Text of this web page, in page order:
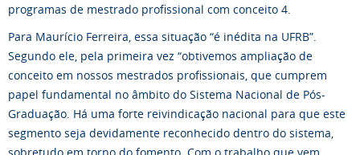
programas de mestrado profissional com conceito 4.
Para Maurício Ferreira, essa situação “é inédita na UFRB”.
Segundo ele, pela primeira vez “obtivemos ampliação de
conceito em nossos mestrados profissionais, que cumprem
papel fundamental no âmbito do Sistema Nacional de Pós-
Graduação. Há uma forte reivindicação nacional para que este
segmento seja devidamente reconhecido dentro do sistema,